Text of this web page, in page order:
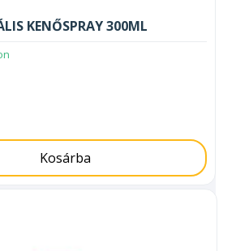
KENŐSPRAY 300ML
Kosárba